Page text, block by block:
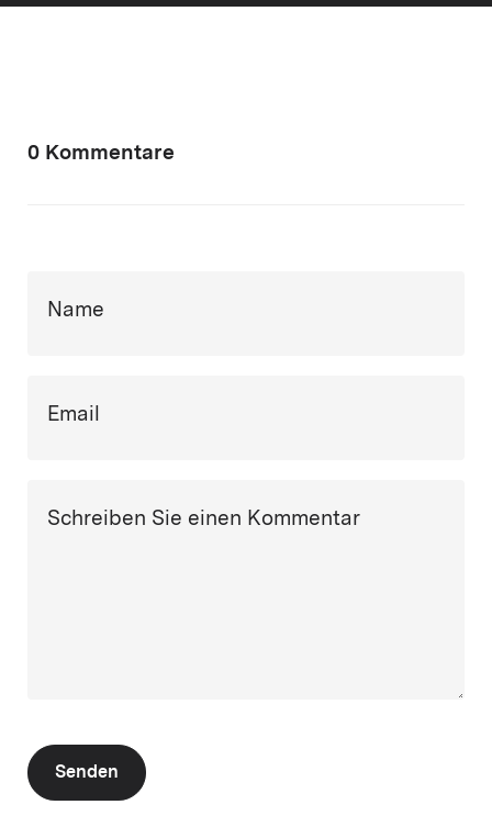
0 Kommentare
Name
Email
Schreiben Sie einen Kommentar
Senden